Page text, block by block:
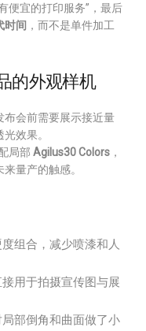
便宜的打印服务”，最后
时间 ，而不是单件加工
的外观样机
布会前需要展示接近量
效果。
局部 Agilus30 Colors ，
量产的触感。
组合，减少喷漆和人
用于拍摄宣传图与展
部倒角和曲面做了小